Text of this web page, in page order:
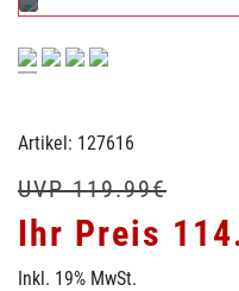
Artikel: 127616
UVP 119.99€
Ihr Preis
Inkl. 19% MwSt.